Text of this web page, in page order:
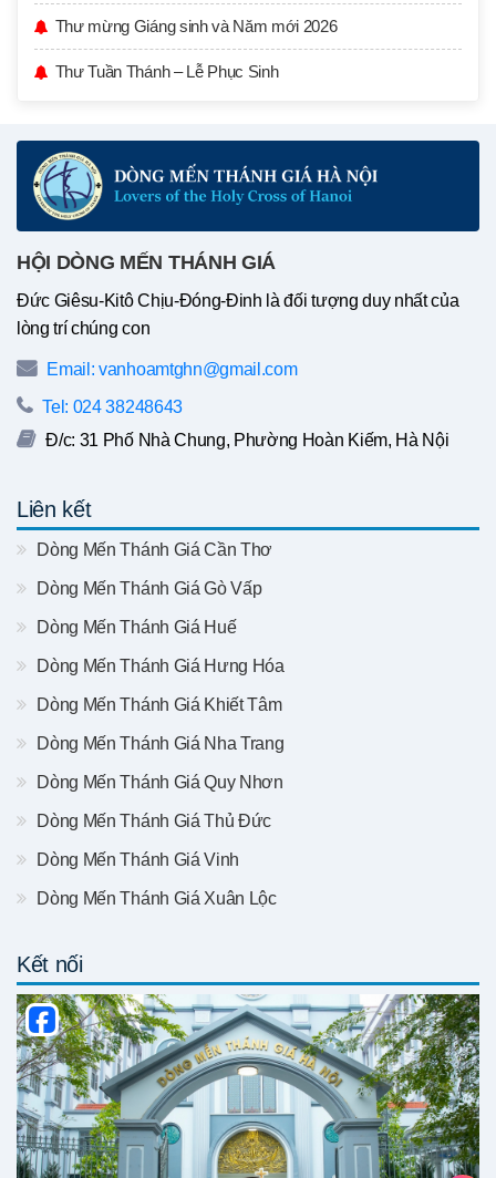
Thư mừng Giáng sinh và Năm mới 2026
Thư Tuần Thánh – Lễ Phục Sinh
HỘI DÒNG MẾN THÁNH GIÁ
Đức Giêsu-Kitô Chịu-Đóng-Đinh là đối tượng duy nhất của
lòng trí chúng con
Email: vanhoamtghn@gmail.com
Tel: 024 38248643
Đ/c: 31 Phố Nhà Chung, Phường Hoàn Kiếm, Hà Nội
Liên kết
Dòng Mến Thánh Giá Cần Thơ
Dòng Mến Thánh Giá Gò Vấp
Dòng Mến Thánh Giá Huế
Dòng Mến Thánh Giá Hưng Hóa
Dòng Mến Thánh Giá Khiết Tâm
Dòng Mến Thánh Giá Nha Trang
Dòng Mến Thánh Giá Quy Nhơn
Dòng Mến Thánh Giá Thủ Đức
Dòng Mến Thánh Giá Vinh
Dòng Mến Thánh Giá Xuân Lộc
Kết nối